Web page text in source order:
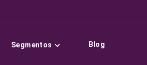
Segmentos Blog